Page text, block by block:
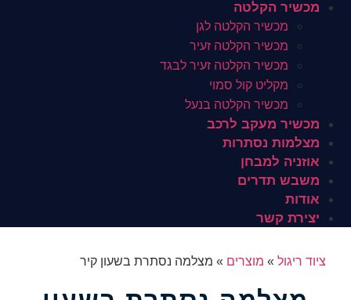
מכשיר הקלטה
מכשיר הקלטה לגן
מכשיר הקלטה זעיר
מכשיר הקלטה זעיר לבגד
מקליט קול סמוי
מכשיר הקלטה בנעל
מכשיר מעקב לרכב
מצלמות נסתרות
אוזניה למבחן
משבש תדרים
אודות
יצירת קשר
ציוד ריגול » מוצרים » מצלמה נסתרת בשעון קיר